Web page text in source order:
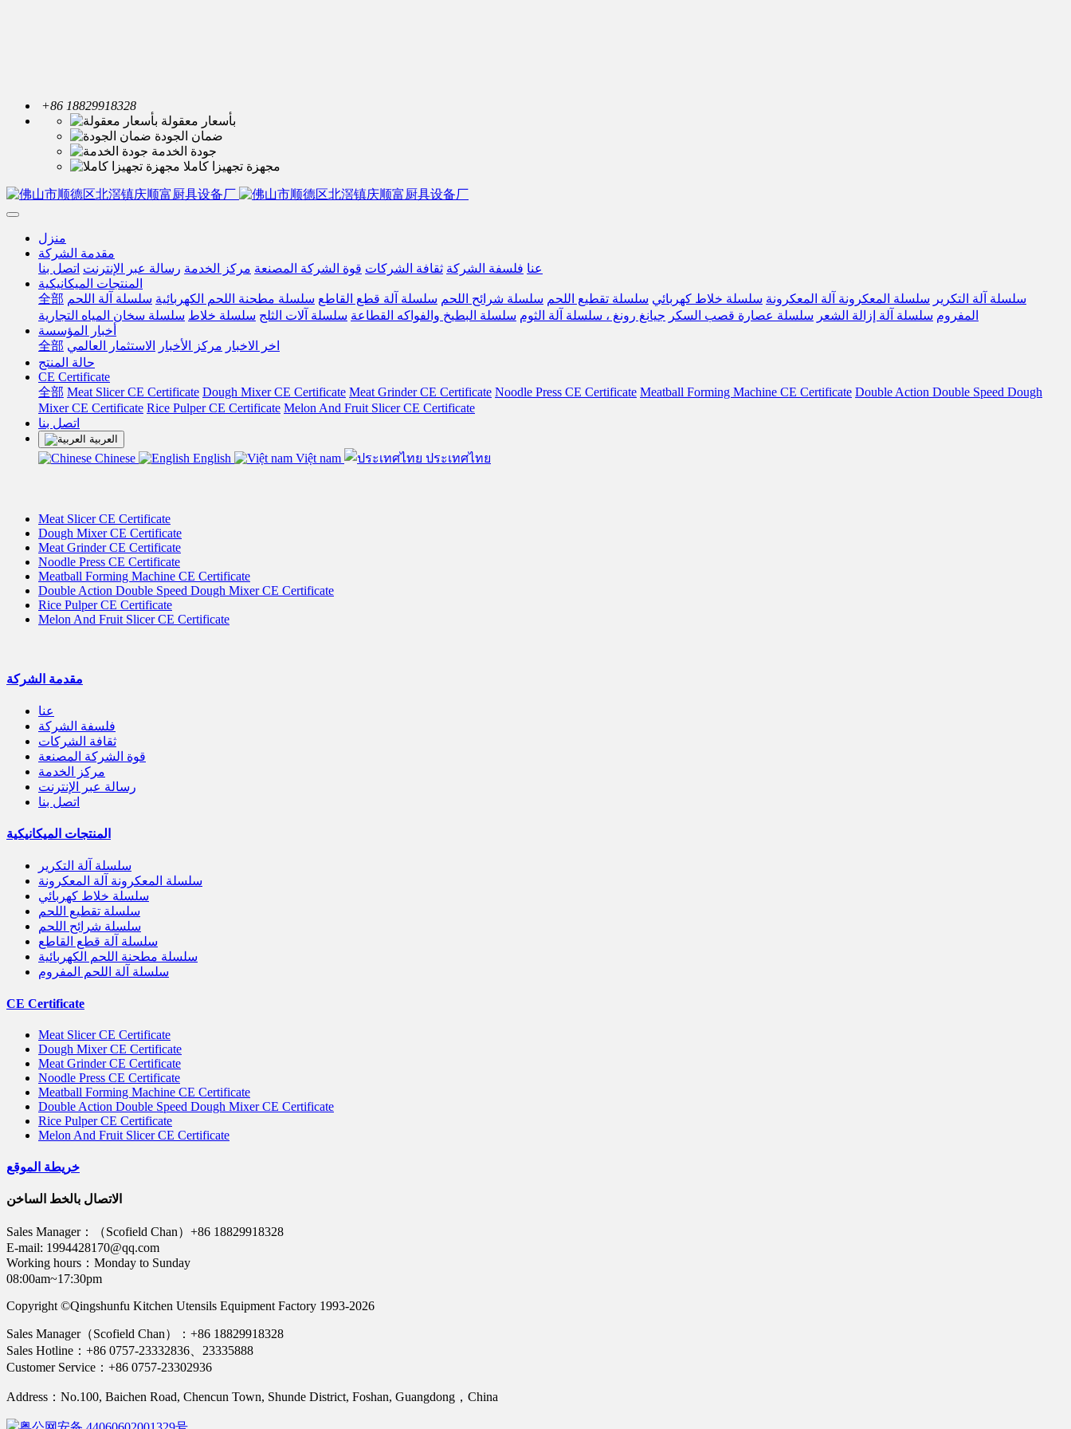
+86 18829918328
بأسعار معقولة
ضمان الجودة
جودة الخدمة
مجهزة تجهيزا كاملا
منزل
مقدمة الشركة
عنا فلسفة الشركة ثقافة الشركات قوة الشركة المصنعة مركز الخدمة رسالة عبر الإنترنت اتصل بنا
المنتجات الميكانيكية
全部
سلسلة آلة التكرير سلسلة المعكرونة آلة المعكرونة سلسلة خلاط كهربائي سلسلة تقطيع اللحم سلسلة شرائح اللحم سلسلة آلة قطع القاطع سلسلة مطحنة اللحم الكهربائية سلسلة آلة اللحم
المفروم سلسلة آلة إزالة الشعر سلسلة عصارة قصب السكر جيانغ رونغ ، سلسلة آلة الثوم سلسلة البطيخ والفواكه القطاعة سلسلة آلات الثلج سلسلة خلاط سلسلة سخان المياه التجارية
أخبار المؤسسة
全部
اخر الاخبار مركز الأخبار
الاستثمار العالمي
حالة المنتج
CE Certificate
全部 Meat Slicer CE Certificate Dough Mixer CE Certificate Meat Grinder CE Certificate Noodle Press CE Certificate Meatball Forming Machine CE Certificate Double Action Double Speed Dough
Mixer CE Certificate Rice Pulper CE Certificate Melon And Fruit Slicer CE Certificate
اتصل بنا
العربية
Chinese English Việt nam ประเทศไทย
Meat Slicer CE Certificate
Dough Mixer CE Certificate
Meat Grinder CE Certificate
Noodle Press CE Certificate
Meatball Forming Machine CE Certificate
Double Action Double Speed Dough Mixer CE Certificate
Rice Pulper CE Certificate
Melon And Fruit Slicer CE Certificate
مقدمة الشركة
عنا
فلسفة الشركة
ثقافة الشركات
قوة الشركة المصنعة
مركز الخدمة
رسالة عبر الإنترنت
اتصل بنا
المنتجات الميكانيكية
سلسلة آلة التكرير
سلسلة المعكرونة آلة المعكرونة
سلسلة خلاط كهربائي
سلسلة تقطيع اللحم
سلسلة شرائح اللحم
سلسلة آلة قطع القاطع
سلسلة مطحنة اللحم الكهربائية
سلسلة آلة اللحم المفروم
CE Certificate
Meat Slicer CE Certificate
Dough Mixer CE Certificate
Meat Grinder CE Certificate
Noodle Press CE Certificate
Meatball Forming Machine CE Certificate
Double Action Double Speed Dough Mixer CE Certificate
Rice Pulper CE Certificate
Melon And Fruit Slicer CE Certificate
خريطة الموقع
الاتصال بالخط الساخن
Sales Manager：（Scofield Chan）+86 18829918328
E-mail: 1994428170@qq.com
Working hours：Monday to Sunday
08:00am~17:30pm
Copyright ©Qingshunfu Kitchen Utensils Equipment Factory 1993-2026
Sales Manager（Scofield Chan）：+86 18829918328
Sales Hotline：+86 0757-23332836、23335888
Customer Service：+86 0757-23302936
Address：No.100, Baichen Road, Chencun Town, Shunde District, Foshan, Guangdong，China